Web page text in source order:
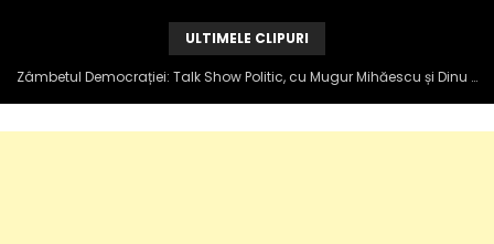
ULTIMELE CLIPURI
AUR final